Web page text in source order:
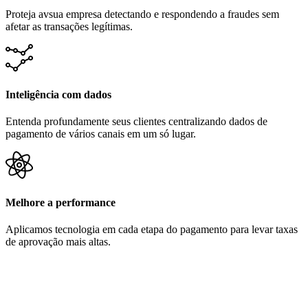
Proteja avsua empresa detectando e respondendo a fraudes sem
afetar as transações legítimas.
Inteligência com dados
Entenda profundamente seus clientes centralizando dados de
pagamento de vários canais em um só lugar.
Melhore a performance
Aplicamos tecnologia em cada etapa do pagamento para levar taxas
de aprovação mais altas.